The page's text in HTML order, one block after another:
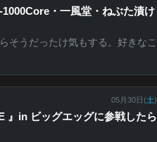
・一風堂・ねぶた漬け
そうだったけ気もする。好きなこ
05月30日(土)
』in ビッグエッグに参戦したら